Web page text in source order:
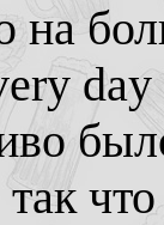
на
day
что